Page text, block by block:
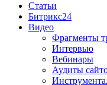
Статьи
Битрикс24
Видео
Фрагменты
Интервью
Вебинары
Аудиты